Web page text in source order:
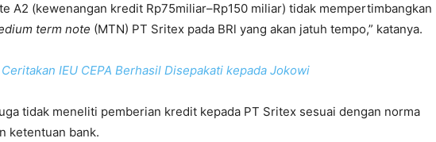
A2 (kewenangan kredit Rp75miliar–Rp150 miliar) tidak mempertimbangkan
term note (MTN) PT Sritex pada BRl yang akan jatuh tempo,” katanya.
IEU CEPA Berhasil Disepakati kepada Jokowi
tidak meneliti pemberian kredit kepada PT Sritex sesuai dengan norma
ketentuan bank.